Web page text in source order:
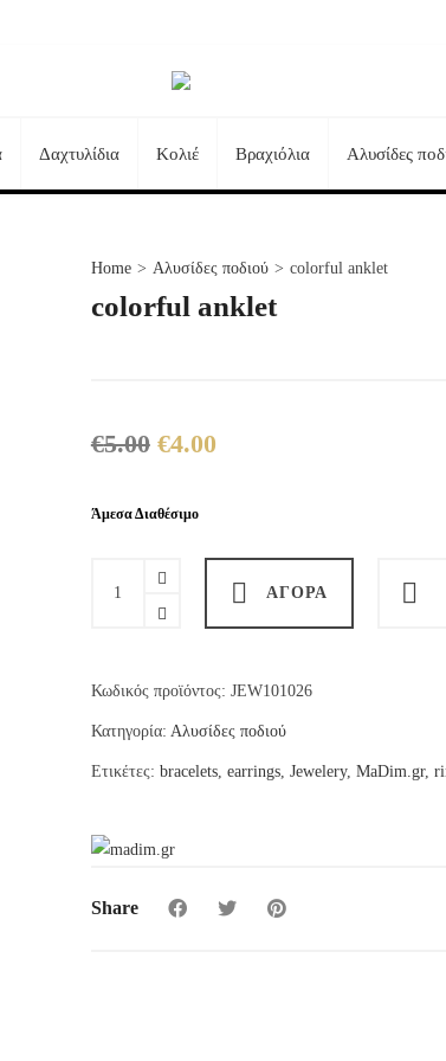
Δαχτυλίδια Κολιέ Βραχιόλια Αλυσίδες
Τηλεφωνικές Παραγγελίες: +30 23510 73242
Home > Αλυσίδες ποδιού > colorful anklet
colorful anklet
€5.00 Original
was:
€4.00Η
€4.00.
Άμεσα Διαθέσιμο
anklet
ΑΓΟΡΆ
Κωδικός προϊόντος: JEW101026
Κατηγορία: Αλυσίδες ποδιού
Ετικέτες: bracelets, earrings, Jewelery, MaDim.gr,
Share